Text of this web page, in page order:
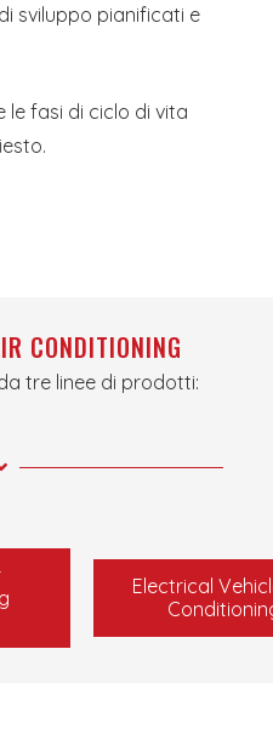
sviluppo pianificati e
fasi di ciclo di vita
CONDITIONING
tre linee di prodotti:
Electrical